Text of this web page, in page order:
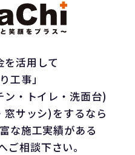
を活用して
工事」
・トイレ・洗面台)
窓サッシ)をするなら
な施工実績がある
ご相談下さい。